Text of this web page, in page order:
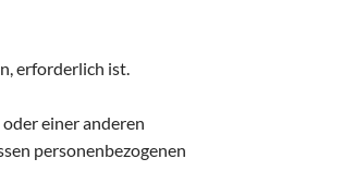
erforderlich ist.
einer anderen
personenbezogenen